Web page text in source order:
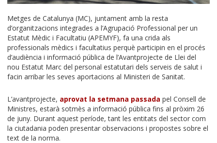
Metges de Catalunya (MC), juntament amb la resta
d’organitzacions integrades a l’Agrupació Professional per un
Estatut Mèdic i Facultatiu (APEMYF), fa una crida als
professionals mèdics i facultatius perquè participin en el procés
d’audiència i informació pública de l’Avantprojecte de Llei del
nou Estatut Marc del personal estatutari dels serveis de salut i
facin arribar les seves aportacions al Ministeri de Sanitat.
L’avantprojecte, aprovat la setmana passada pel Consell de
Ministres, estarà sotmès a informació pública fins al pròxim 26
de juny. Durant aquest període, tant les entitats del sector com
la ciutadania poden presentar observacions i propostes sobre el
text de la norma.